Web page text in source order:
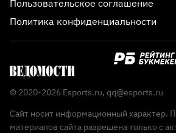
Пользовательское соглашение
Политика конфиденциальности
© 2020-2026 Esports.ru, qq@esports.ru
Сайт носит информационный характер.
материалов сайта разрешена только с